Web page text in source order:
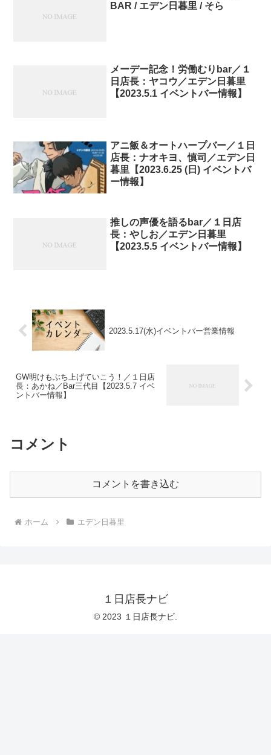
BAR / エデン日暮里 / そら
メーデー記念！労働むりbar／１
日店長：ヤコウ／エデン日暮里
【2023.5.1 イベントバー情報】
アニ飯＆オートハープバー／１日
店長：ナオキヨ、慎司／エデン日
暮里【2023.6.25 (日) イベントバ
ー情報】
推しの声優を語るbar／１日店
長：やしお／エデン日暮里
【2023.5.5 イベントバー情報】
2023.5.17(水)イベントバー営業情報
GW明けもぶち上げていこう！／１日店
長：あかね／Bar三代目【2023.5.7 イベ
ントバー情報】
コメント
コメントを書き込む
ホーム エデン日暮里
１日店長ナビ
© 2023 １日店長ナビ.